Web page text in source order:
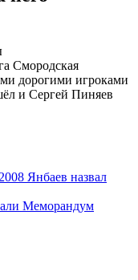
Смородская
дорогими игроками
и Сергей Пиняев
Янбаев назвал
Меморандум